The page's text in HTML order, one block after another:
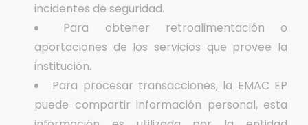
incidentes de seguridad.
Para obtener retroalimentación o
aportaciones de los servicios que provee la
institución.
Para procesar transacciones, la EMAC EP
puede compartir información personal, esta